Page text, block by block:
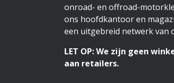
onroad- en offroad-
ons hoofdkantoor en
een uitgebreid netwerk van
LET OP: We zijn geen
aan retailers.